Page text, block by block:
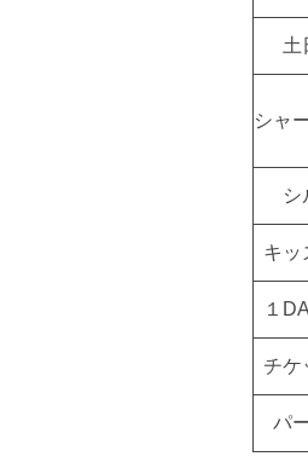
土
シャ
シ
キッ
１
チケ
パ